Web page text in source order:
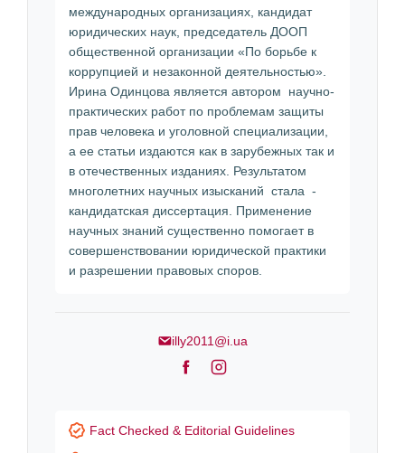
международных организациях, кандидат
юридических наук, председатель ДООП
общественной организации «По борьбе к
коррупцией и незаконной деятельностью».
Ирина Одинцова является автором научно-
практических работ по проблемам защиты
прав человека и уголовной специализации,
а ее статьи издаются как в зарубежных так и
в отечественных изданиях. Результатом
многолетних научных изысканий стала -
кандидатская диссертация. Применение
научных знаний существенно помогает в
совершенствовании юридической практики
и разрешении правовых споров.
illy2011@i.ua
F
c
I
s
Fact Checked & Editorial Guidelines